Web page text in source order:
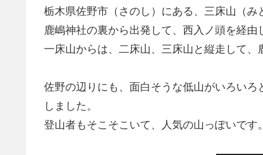
栃木県佐野市（さのし）にある、三床山（み
鹿嶋神社の裏から出発して、西入ノ頭を経由
一床山からは、二床山、三床山と縦走して、
佐野の辺りにも、面白そうな低山がいろい
しました。
登山者もそこそこいて、人気の山っぽいです。